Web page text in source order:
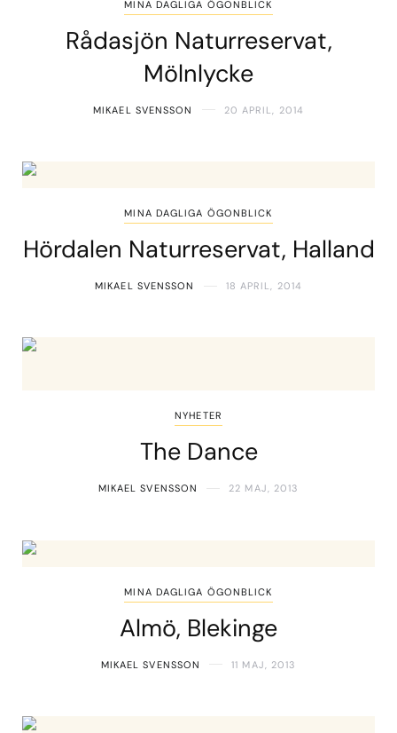
MINA DAGLIGA ÖGONBLICK
Rådasjön Naturreservat,
Mölnlycke
MIKAEL SVENSSON 20 APRIL, 2014
MINA DAGLIGA ÖGONBLICK
Hördalen Naturreservat, Halland
MIKAEL SVENSSON 18 APRIL, 2014
NYHETER
The Dance
MIKAEL SVENSSON 22 MAJ, 2013
MINA DAGLIGA ÖGONBLICK
Almö, Blekinge
MIKAEL SVENSSON 11 MAJ, 2013